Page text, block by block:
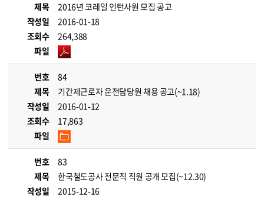
제목
2016년 코레일 인턴사원 모집 공고
작성일
2016-01-18
조회수
264,388
파일
번호
84
제목
기간제근로자 운전담당원 채용 공고(~1.18)
작성일
2016-01-12
조회수
17,863
파일
번호
83
제목
한국철도공사 전문직 직원 공개 모집(~12.30)
작성일
2015-12-16